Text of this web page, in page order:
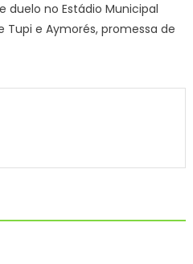
no Estádio Municipal
Tupi e Aymorés, promessa de